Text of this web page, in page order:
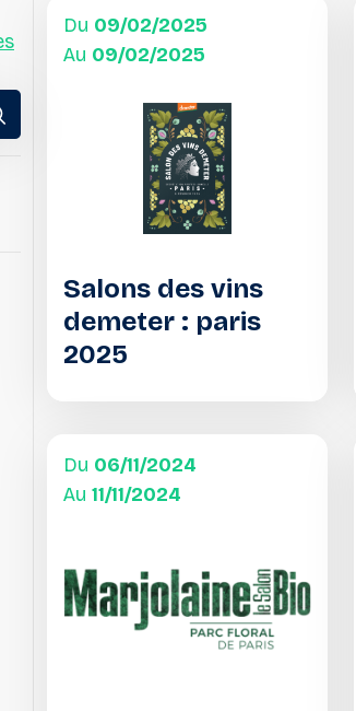
Du 09/02/2025
Au 09/02/2025
Salons des vins
demeter : paris
2025
Du 06/11/2024
Au 11/11/2024